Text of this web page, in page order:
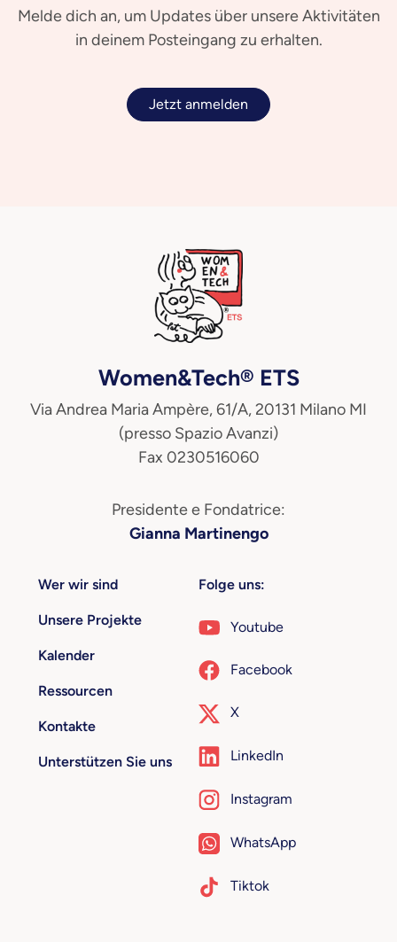
Melde dich an, um Updates über unsere Aktivitäten
in deinem Posteingang zu erhalten.
Jetzt anmelden
Women&Tech® ETS
Via Andrea Maria Ampère, 61/A, 20131 Milano MI
(presso Spazio Avanzi)
Fax 0230516060
Presidente e Fondatrice:
Gianna Martinengo
Wer wir sind
Unsere Projekte
Kalender
Ressourcen
Kontakte
Unterstützen Sie uns
Folge uns:
Youtube
Facebook
X
LinkedIn
Instagram
WhatsApp
Tiktok